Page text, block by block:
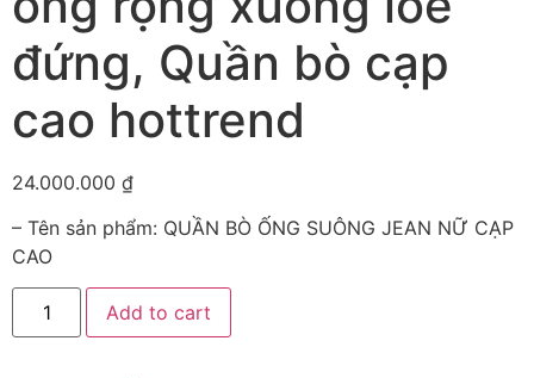
đứng, Quần bò cạp
cao hottrend
24.000.000 ₫
– Tên sản phẩm: QUẦN BÒ ỐNG SUÔNG JEAN NỮ CẠP
CAO
Add to cart